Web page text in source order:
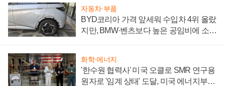
자동차·부품
BYD코리아 가격 앞세워 수입차 4위 올랐
지만, BMW·벤츠보다 높은 공임비에 소비
화학·에너지
'한수원 협력사' 미국 오클로 SMR 연구용
원자로 '임계 상태' 도달, 미국 에너지부